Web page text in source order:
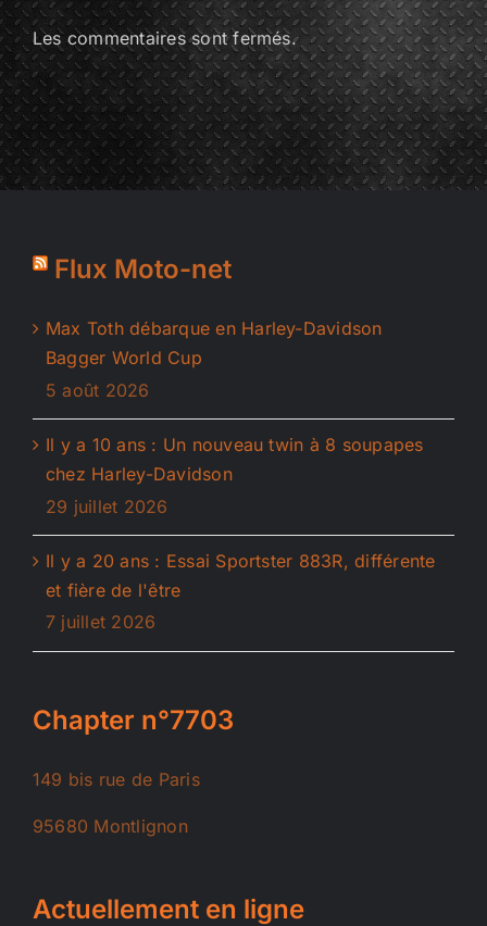
Les commentaires sont fermés.
Flux Moto-net
Max Toth débarque en Harley-Davidson
Bagger World Cup
5 août 2026
Il y a 10 ans : Un nouveau twin à 8 soupapes
chez Harley-Davidson
29 juillet 2026
Il y a 20 ans : Essai Sportster 883R, différente
et fière de l'être
7 juillet 2026
Chapter n°7703
149 bis rue de Paris
95680 Montlignon
Actuellement en ligne